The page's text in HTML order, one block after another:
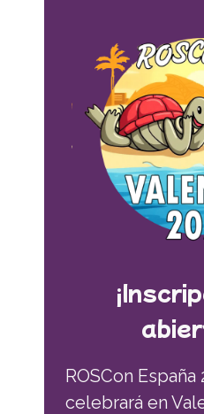
ROSCon España
celebrará en